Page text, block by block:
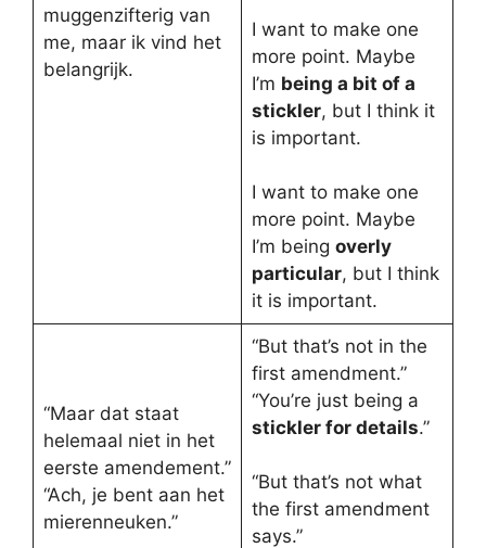
muggenzifterig van
me, maar ik vind het
belangrijk.
I want to make one
more point. Maybe
I’m being a bit of a
stickler, but I think it
is important.
I want to make one
more point. Maybe
I’m being overly
particular, but I think
it is important.
“Maar dat staat
helemaal niet in het
eerste amendement.”
“Ach, je bent aan het
mierenneuken.”
“But that’s not in the
first amendment.”
“You’re just being a
stickler for details.”
“But that’s not what
the first amendment
says.”